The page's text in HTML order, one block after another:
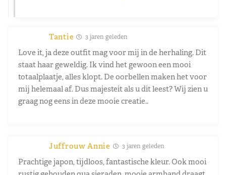
Tantie 3 jaren geleden
Love it, ja deze outfit mag voor mij in de herhaling. Dit
staat haar geweldig. Ik vind het gewoon een mooi
totaalplaatje, alles klopt. De oorbellen maken het voor
mij helemaal af. Dus majesteit als u dit leest? Wij zien u
graag nog eens in deze mooie creatie..
Juffrouw Annie 3 jaren geleden
Prachtige japon, tijdloos, fantastische kleur. Ook mooi